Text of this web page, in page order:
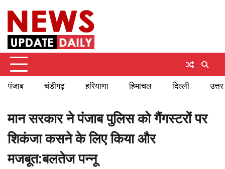
content
पंजाब चंडीगढ़ हरियाणा हिमाचल दिल्ली
मान सरकार ने पंजाब पुलिस को गैंगस्टरों पर
शिकंजा कसने के लिए किया और
मजबूत:बलतेज पन्नू